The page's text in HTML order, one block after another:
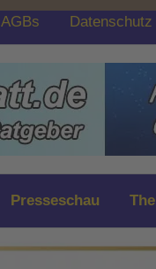
AGBs Datenschutz
Presseschau